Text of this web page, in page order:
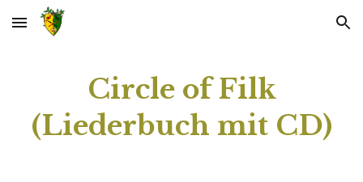
Skip to main content Skip to navigation
Circle of Filk
(Liederbuch mit CD)